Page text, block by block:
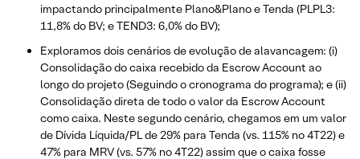
impactando principalmente Plano&Plano e Tenda (PLPL3:
11,8% do BV; e TEND3: 6,0% do BV);
Exploramos dois cenários de evolução de alavancagem: (i)
Consolidação do caixa recebido da Escrow Account ao
longo do projeto (Seguindo o cronograma do programa); e (ii)
Consolidação direta de todo o valor da Escrow Account
como caixa. Neste segundo cenário, chegamos em um valor
de Dívida Líquida/PL de 29% para Tenda (vs. 115% no 4T22) e
47% para MRV (vs. 57% no 4T22) assim que o caixa fosse